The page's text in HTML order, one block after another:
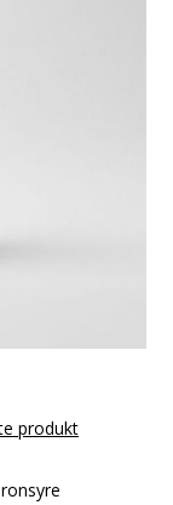
produkt